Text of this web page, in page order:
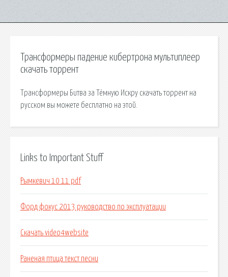
Трансформеры падение кибертрона мультиплеер
скачать торрент
Трансформеры Битва за Тёмную Искру скачать торрент на
русском вы можете бесплатно на этой.
Links to Important Stuff
Рымкевич 10 11 pdf
Форд фокус 2013 руководство по эксплуатации
Скачать video4website
Раненая птица текст песни